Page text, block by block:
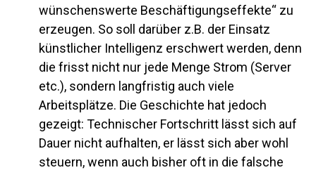
wünschenswerte Beschäftigungseffekte“ zu
erzeugen. So soll darüber z.B. der Einsatz
künstlicher Intelligenz erschwert werden, denn
die frisst nicht nur jede Menge Strom (Server
etc.), sondern langfristig auch viele
Arbeitsplätze. Die Geschichte hat jedoch
gezeigt: Technischer Fortschritt lässt sich auf
Dauer nicht aufhalten, er lässt sich aber wohl
steuern, wenn auch bisher oft in die falsche